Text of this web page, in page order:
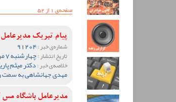
صفحه‌ی 1 از 52
پیام تبریک
شماره‌ی خبر :91204
تاریخ انتشار :چهارشنبه 7 مرداد ماه 1405 ساعت 09:13
خلاصه‌ی خبر :دکتر میثم
مهدی جهانشاهی به سمت
مدیرعامل باشگاه